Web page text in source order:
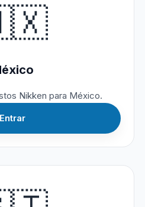
Nikken para México.
Entrar